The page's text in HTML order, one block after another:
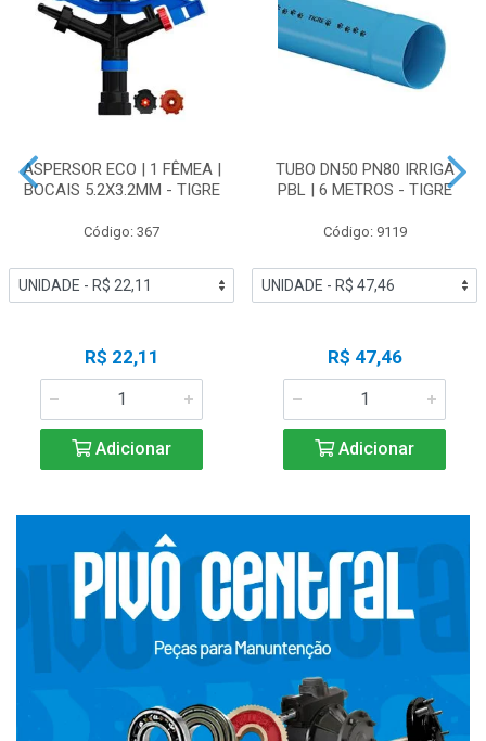
ASPERSOR ECO | 1 FÊMEA |
BOCAIS 5.2X3.2MM - TIGRE
Código: 367
R$ 22,11
Adicionar
TUBO DN50 PN80 IRRIGA
PBL | 6 METROS - TIGRE
Código: 9119
R$ 47,46
Adicionar